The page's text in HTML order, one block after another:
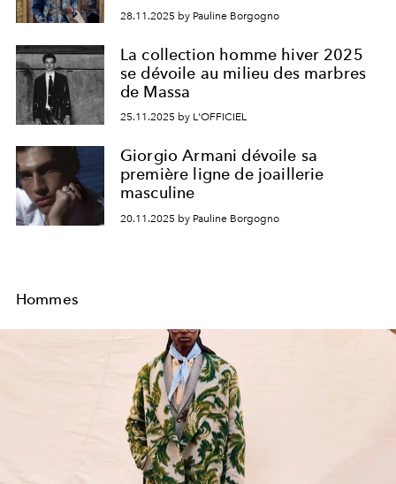
28.11.2025 by Pauline Borgogno
La collection homme hiver 2025
se dévoile au milieu des marbres
de Massa
25.11.2025 by L'OFFICIEL
Giorgio Armani dévoile sa
première ligne de joaillerie
masculine
20.11.2025 by Pauline Borgogno
Hommes